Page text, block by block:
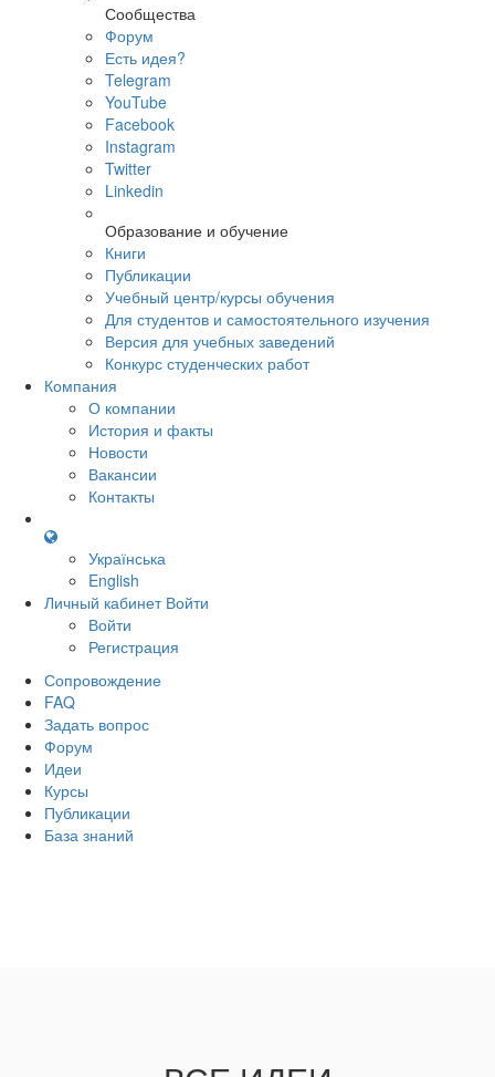
Сообщества
Форум
Есть идея?
Telegram
YouTube
Facebook
Instagram
Twitter
Linkedin
Образование и обучение
Книги
Публикации
Учебный центр/курсы обучения
Для студентов и самостоятельного изучения
Версия для учебных заведений
Конкурс студенческих работ
Компания
О компании
История и факты
Новости
Вакансии
Контакты
Українська
English
Личный кабинет Войти
Войти
Регистрация
Сопровождение
FAQ
Задать вопрос
Форум
Идеи
Курсы
Публикации
База знаний